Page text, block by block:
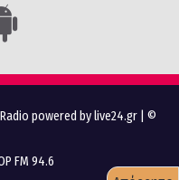
Radio powered by live24.gr | ©
FM 94.6